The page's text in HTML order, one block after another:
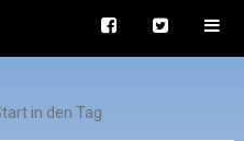
in den Tag